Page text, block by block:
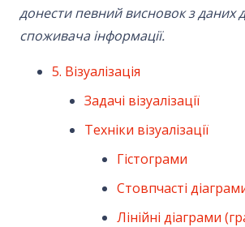
донести певний висновок з даних
споживача інформації.
5. Візуалізація
Задачі візуалізації
Техніки візуалізації
Гістограми
Стовпчасті
Лінійні діаграми